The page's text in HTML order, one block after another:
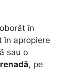
în
în apropiere
sau o
, pe